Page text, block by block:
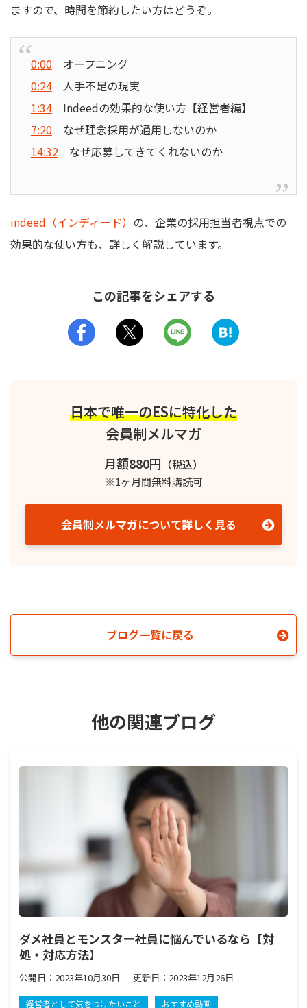
ますので、時間を節約したい方はどうぞ。
0:00オープニング
0:24人手不足の現実
1:34Indeedの効果的な使い方【経営者編】
7:20なぜ理念採用が通用しないのか
14:32なぜ応募してきてくれないのか
indeed（インディード） の、企業の採用担当者視点での
効果的な使い方も、詳しく解説しています。
この記事をシェアする
日本で唯一のESに特化した
会員制メルマガ
月額880円 （税込）
※1ヶ月間無料購読可
会員制メルマガについて詳しく見る
ブログ一覧に戻る
他の関連ブログ
ダメ社員とモンスター社員に悩んでいるなら【対
処・対応方法】
公開日： 2023年10月30日 更新日： 2023年12月26日
経営者として気をつけたいこと おすすめ動画